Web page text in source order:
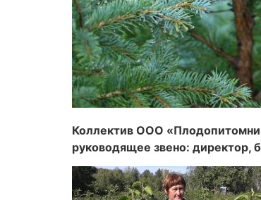
Коллектив ООО
руководящее звено: директор,